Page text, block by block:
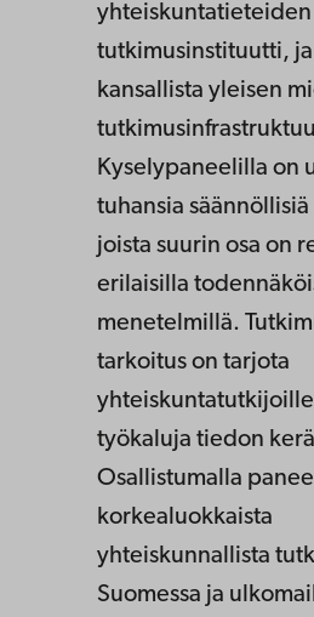
yhteiskuntatieteiden
tutkimusinstituutti, ja
kansallista yleisen
Kyselypaneelilla on
tuhansia
joista suurin osa on
erilaisilla
menetelmillä.
tarkoitus on tarjota
työkaluja tiedon
Osallistumalla
korkealuokkaista
yhteiskunnallista
Suomessa ja